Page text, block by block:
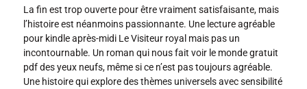
La fin est trop ouverte pour être vraiment satisfaisante, mais
l’histoire est néanmoins passionnante. Une lecture agréable
pour kindle après-midi Le Visiteur royal mais pas un
incontournable. Un roman qui nous fait voir le monde gratuit
pdf des yeux neufs, même si ce n’est pas toujours agréable.
Une histoire qui explore des thèmes universels avec sensibilité